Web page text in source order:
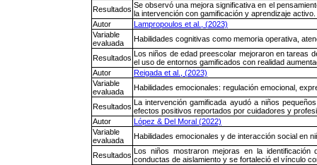
Resultados Se observó una mejora significativa en el
la intervención con gamificación y aprendizaje activo.
Autor
Lampropoulos et al., (2023)
Variable
evaluada
Habilidades cognitivas como memoria operativa,
Resultados Los niños de edad preescolar mejoraron en tareas
el uso de entornos gamificados con realidad
Autor
Reigada et al., (2023)
Variable
evaluada
Habilidades emocionales: regulación emocional,
Resultados La intervención gamificada ayudó a niños
efectos positivos reportados por cuidadores y
Autor
López & Del Moral (2022)
Variable
evaluada
Habilidades emocionales y de interacción social en
Resultados Los niños mostraron mejoras en la
conductas de aislamiento y se fortaleció el vínculo